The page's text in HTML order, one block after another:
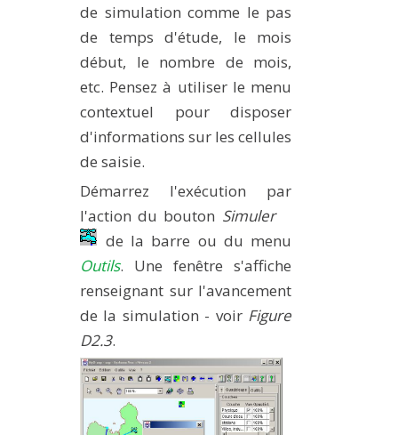
de simulation comme le pas
de temps d'étude, le mois
début, le nombre de mois,
etc. Pensez à utiliser le menu
contextuel pour disposer
d'informations sur les cellules
de saisie.
Démarrez l'exécution par
l'action du bouton Simuler
de la barre ou du menu
Outils. Une fenêtre s'affiche
renseignant sur l'avancement
de la simulation - voir Figure
D2.3.